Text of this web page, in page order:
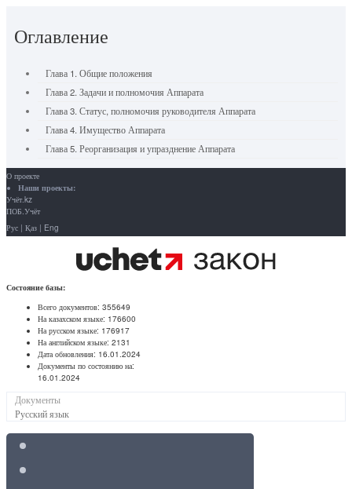
Оглавление
Глава 1. Общие положения
Глава 2. Задачи и полномочия Аппарата
Глава 3. Статус, полномочия руководителя Аппарата
Глава 4. Имущество Аппарата
Глава 5. Реорганизация и упразднение Аппарата
О проекте
Наши проекты:
Учёт.kz
ПОБ.Учёт
Рус | Қаз | Eng
Состояние базы:
Всего документов: 355649
На казахском языке: 176600
На русском языке: 176917
На английском языке: 2131
Дата обновления: 16.01.2024
Документы по состоянию на:
16.01.2024
Документы
Русский язык